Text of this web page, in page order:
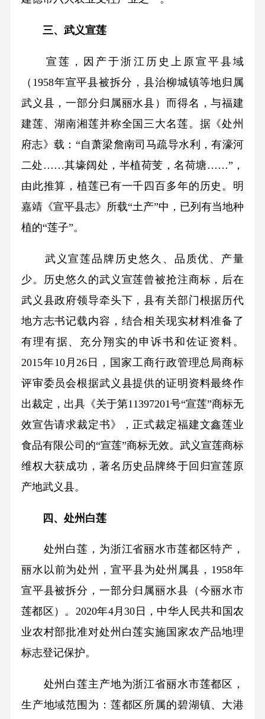
三、武义宣莲
宣莲，因产于浙江历史上原宣平县域
（1958年宣平县被拆分，县治柳城镇等地归属
武义县，一部分归属丽水县）而得名，与福建
建莲、湖南湘莲并称全国三大名莲。据《处州
府志》载：“自萧梁詹南司马疏导水利，有濠河
二处……其壕阔处，半植荷芰，名荷塘……”，
由此推算，植莲已有一千四百多年的历史。明
嘉靖《宣平县志》所载“土产”中，已列有当地种
植的“莲子”。
武义宣莲品牌历史悠久、品质优、产量
少。历史悠久的武义宣莲曾被抢注商标，后在
武义县政府领导牵头下，县有关部门根据历代
地方志书记载内容，结合相关现实材料准备了
有理有据、充分翔实的申诉书和佐证资料。
2015年10月26日，国家工商行政管理总局商标
评审委员会根据武义县提供的证明资料最终作
出裁定，出具《关于第11397201号“宣莲”商标无
效宣告请求裁定书》，正式裁定福建文鑫莲业
食品有限公司的“宣莲”商标无效。武义宣莲商标
维权大获成功，著名历史品牌终于回归宣莲原
产地武义县。
四、处州白莲
处州白莲，为浙江省丽水市莲都区特产，
丽水以前为处州，宣平县为处州属县，1958年
宣平县被拆分，一部分归属丽水县（今丽水市
莲都区）。2020年4月30日，中华人民共和国农
业农村部批准对处州白莲实施国家农产品地理
标志登记保护。
处州白莲主产地为浙江省丽水市莲都区，
生产地域范围为：莲都区所属的碧湖镇、大港